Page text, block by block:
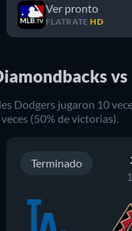
Ver pronto
FLATRATE HD
Dodgers jugaron 10
veces (50% de victorias).
Terminado